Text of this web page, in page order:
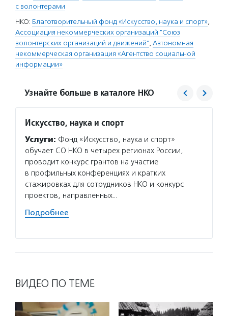
с волонтерами
НКО: Благотворительный фонд «Искусство, наука и спорт»,
Ассоциация некоммерческих организаций "Союз
волонтерских организаций и движений", Автономная
некоммерческая организация «Агентство социальной
информации»
Узнайте больше в каталоге НКО
Искусство, наука и спорт
Услуги: Фонд «Искусство, наука и спорт»
обучает СО НКО в четырех регионах России,
проводит конкурс грантов на участие
в профильных конференциях и кратких
стажировках для сотрудников НКО и конкурс
проектов, направленных…
Подробнее
ВИДЕО ПО ТЕМЕ